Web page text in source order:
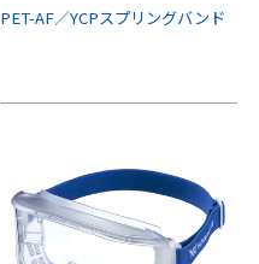
PET-AF／YCPスプリングバンド